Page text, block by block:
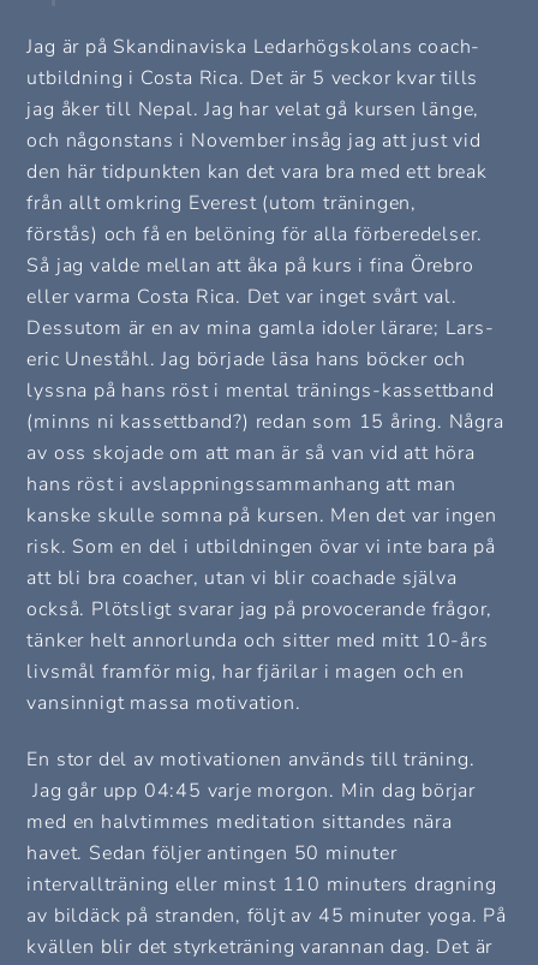
Jag är på Skandinaviska Ledarhögskolans coach-
utbildning i Costa Rica. Det är 5 veckor kvar tills
jag åker till Nepal. Jag har velat gå kursen länge,
och någonstans i November insåg jag att just vid
den här tidpunkten kan det vara bra med ett break
från allt omkring Everest (utom träningen,
förstås) och få en belöning för alla förberedelser.
Så jag valde mellan att åka på kurs i fina Örebro
eller varma Costa Rica. Det var inget svårt val.
Dessutom är en av mina gamla idoler lärare; Lars-
eric Uneståhl. Jag började läsa hans böcker och
lyssna på hans röst i mental tränings-kassettband
(minns ni kassettband?) redan som 15 åring. Några
av oss skojade om att man är så van vid att höra
hans röst i avslappningssammanhang att man
kanske skulle somna på kursen. Men det var ingen
risk. Som en del i utbildningen övar vi inte bara på
att bli bra coacher, utan vi blir coachade själva
också. Plötsligt svarar jag på provocerande frågor,
tänker helt annorlunda och sitter med mitt 10-års
livsmål framför mig, har fjärilar i magen och en
vansinnigt massa motivation.
En stor del av motivationen används till träning.
Jag går upp 04:45 varje morgon. Min dag börjar
med en halvtimmes meditation sittandes nära
havet. Sedan följer antingen 50 minuter
intervallträning eller minst 110 minuters dragning
av bildäck på stranden, följt av 45 minuter yoga. På
kvällen blir det styrketräning varannan dag. Det är